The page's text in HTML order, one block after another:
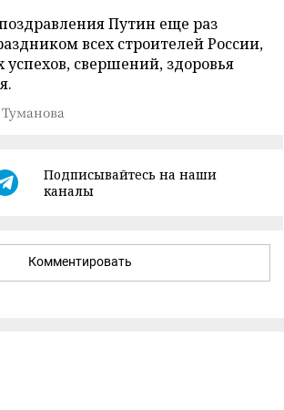
Путин еще раз
всех строителей России,
свершений, здоровья
Подписывайтесь на наши
каналы
Комментировать